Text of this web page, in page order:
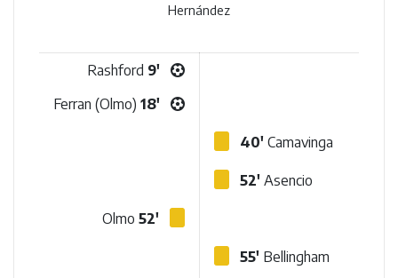
Hernández
Rashford 9'
Ferran (Olmo) 18'
40' Camavinga
52' Asencio
Olmo 52'
55' Bellingham